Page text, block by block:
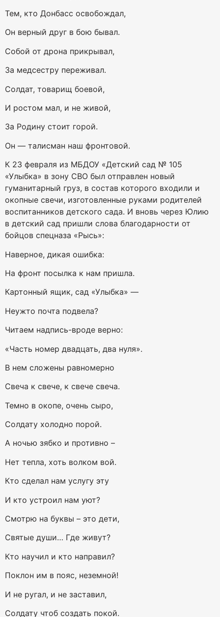
Тем, кто Донбасс освобождал,
Он верный друг в бою бывал.
Собой от дрона прикрывал,
За медсестру переживал.
Солдат, товарищ боевой,
И ростом мал, и не живой,
За Родину стоит горой.
Он — талисман наш фронтовой.
К 23 февраля из МБДОУ «Детский сад № 105
«Улыбка» в зону СВО был отправлен новый
гуманитарный груз, в состав которого входили и
окопные свечи, изготовленные руками родителей
воспитанников детского сада. И вновь через Юлию
в детский сад пришли слова благодарности от
бойцов спецназа «Рысь»:
Наверное, дикая ошибка:
На фронт посылка к нам пришла.
Картонный ящик, сад «Улыбка» —
Неужто почта подвела?
Читаем надпись-вроде верно:
«Часть номер двадцать, два нуля».
В нем сложены равномерно
Свеча к свече, к свече свеча.
Темно в окопе, очень сыро,
Солдату холодно порой.
А ночью зябко и противно –
Нет тепла, хоть волком вой.
Кто сделал нам услугу эту
И кто устроил нам уют?
Смотрю на буквы – это дети,
Святые души… Где живут?
Кто научил и кто направил?
Поклон им в пояс, неземной!
И не ругал, и не заставил,
Солдату чтоб создать покой.